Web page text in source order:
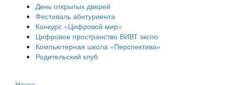
День открытых дверей
Фестиваль абитуриента
Конкурс «Цифровой мир»
Цифровое пространство ВИВТ экспо
Компьютерная школа «Перспектива»
Родительский клуб